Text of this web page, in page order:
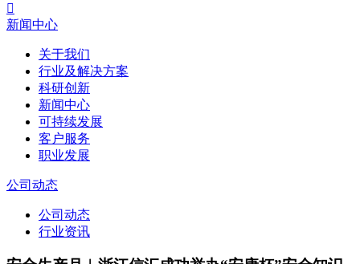

新闻中心
关于我们
行业及解决方案
科研创新
新闻中心
可持续发展
客户服务
职业发展
公司动态
公司动态
行业资讯